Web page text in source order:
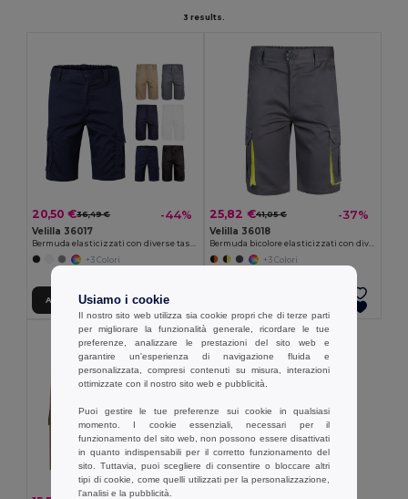
3 results.
20,50 €36,49 € -44%
Velilla 36017
Bermuda elasticizzati con diverse tasche (240g/m²), in cotone (46%), EME (38%) e poliestere (16%)
+3 Colori
Aggiungi al carrello
25,82 €41,05 € -37%
Velilla 36018
Bermuda bicolore elasticizzati con diverse tasche (240g/m²), in cotone (46%), EME (38%) e poliestere (16%)
+3 Colori
Usiamo i cookie
Il nostro sito web utilizza sia cookie propri che di terze parti
per migliorare la funzionalità generale, ricordare le tue
preferenze, analizzare le prestazioni del sito web e
garantire un'esperienza di navigazione fluida e
personalizzata, compresi contenuti su misura, interazioni
ottimizzate con il nostro sito web e pubblicità.
Puoi gestire le tue preferenze sui cookie in qualsiasi
momento. I cookie essenziali, necessari per il
funzionamento del sito web, non possono essere disattivati
in quanto indispensabili per il corretto funzionamento del
sito. Tuttavia, puoi scegliere di consentire o bloccare altri
tipi di cookie, come quelli utilizzati per la personalizzazione,
l'analisi e la pubblicità.